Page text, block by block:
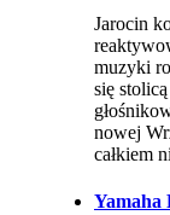
Jarocin
muzyki
się
nowej
całkiem
Yamaha